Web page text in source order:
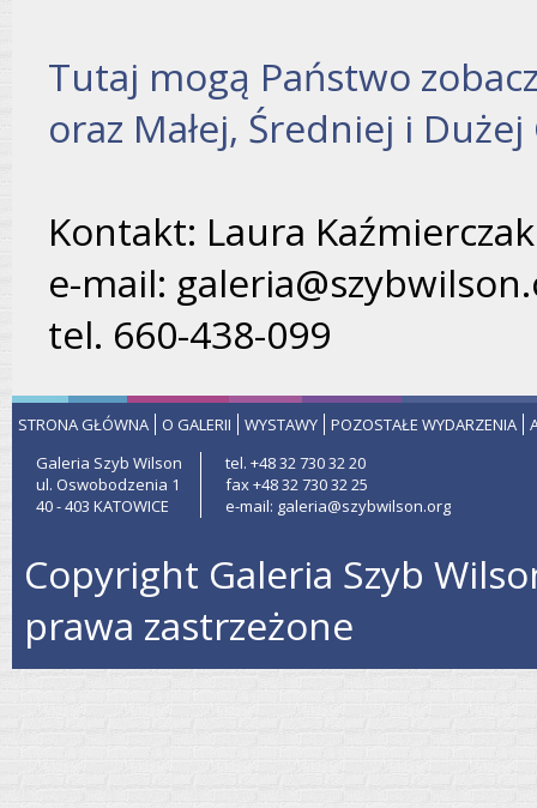
Tutaj mogą Państwo
oraz Małej, Średniej i
Kontakt: Laura Kaźmierczak
e-mail:
tel. 660-438-099
STRONA GŁÓWNA O GALERII WYSTAWY POZOSTAŁE WYDARZENIA
Galeria Szyb Wilson
ul. Oswobodzenia 1
40 - 403 KATOWICE
tel. +48 32 730 32 20
fax +48 32 730 32 25
e-mail: galeria@szybwilson.org
Copyright Galeria Szyb
prawa zastrzeżone